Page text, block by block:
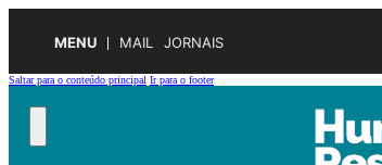
MENU MAIL JORNAIS
Saltar para o conteúdo principal Ir para o footer